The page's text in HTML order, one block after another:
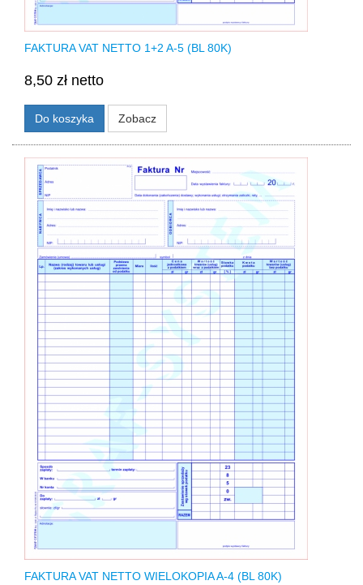
FAKTURA VAT NETTO 1+2 A-5 (BL 80K)
8,50 zł netto
Do koszyka Zobacz
FAKTURA VAT NETTO WIELOKOPIA A-4 (BL 80K)